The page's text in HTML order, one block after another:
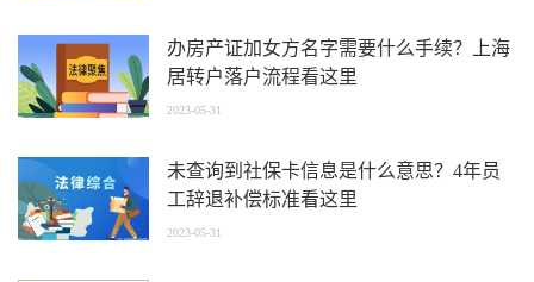
办房产证加女方名字需要什么手续？上海
居转户落户流程看这里
2023-05-31
未查询到社保卡信息是什么意思？4年员
工辞退补偿标准看这里
2023-05-31